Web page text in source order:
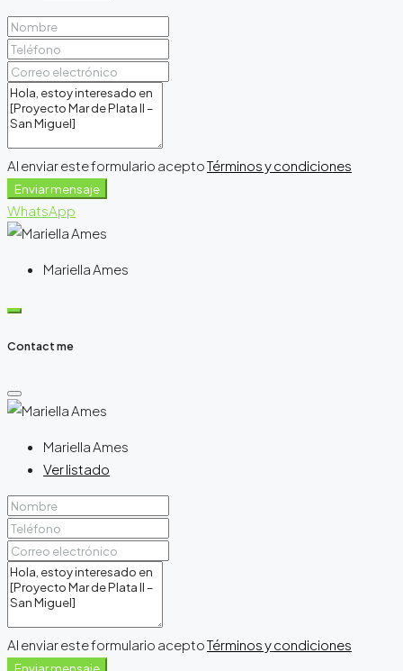
Al enviar este formulario aceptoTérminos y condiciones
Enviar mensaje
WhatsApp
Mariella Ames
Contact me
Mariella Ames
Ver listado
Al enviar este formulario aceptoTérminos y condiciones
Enviar mensaje